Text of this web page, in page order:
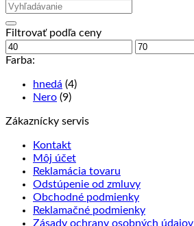
Filtrovať podľa ceny
Minimálna
cena
Maximálna
Farba:
hnedá (4)
Nero (9)
Zákaznícky servis
Kontakt
Môj účet
Reklamácia tovaru
Odstúpenie od zmluvy
Obchodné podmienky
Reklamačné podmienky
Zásady ochrany osobných údajov